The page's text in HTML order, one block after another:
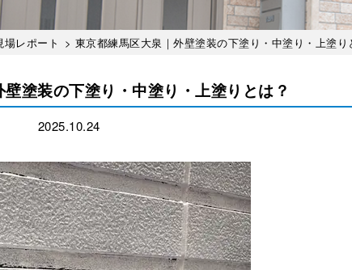
場レポート > 東京都練馬区大泉｜外壁塗装の下塗り・中塗り・上塗り
塗装の下塗り・中塗り・上塗りとは？
2025.10.24